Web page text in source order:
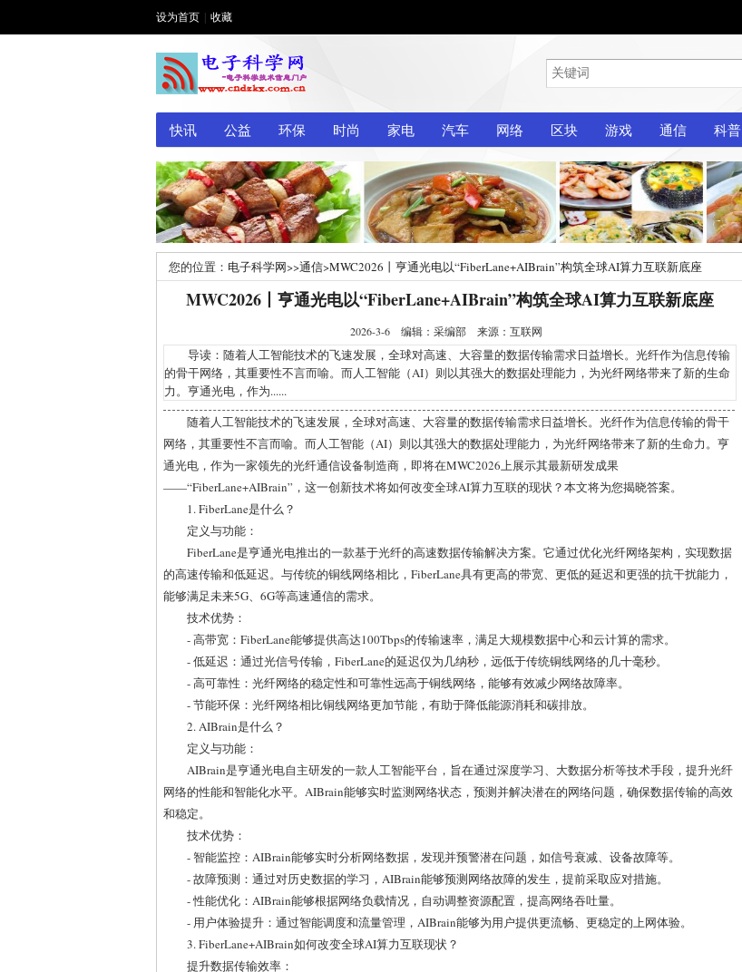
设为首页 收藏
快讯 公益 环保 时尚 家电 汽车 网络 区块 游戏 通信 科普
您的位置： 电子科学网>>通信>MWC2026丨亨通光电以“FiberLane+AIBrain”构筑全球AI算力互联新底座
MWC2026丨亨通光电以“FiberLane+AIBrain”构筑全球AI算力互联新底座
2026-3-6 编辑：采编部 来源：互联网
导读：随着人工智能技术的飞速发展，全球对高速、大容量的数据传输需求日益增长。光纤作为信息传输
的骨干网络，其重要性不言而喻。而人工智能（AI）则以其强大的数据处理能力，为光纤网络带来了新的生命
力。亨通光电，作为......
随着人工智能技术的飞速发展，全球对高速、大容量的数据传输需求日益增长。光纤作为信息传输的骨干
网络，其重要性不言而喻。而人工智能（AI）则以其强大的数据处理能力，为光纤网络带来了新的生命力。亨
通光电，作为一家领先的光纤通信设备制造商，即将在MWC2026上展示其最新研发成果
——“FiberLane+AIBrain”，这一创新技术将如何改变全球AI算力互联的现状？本文将为您揭晓答案。
1. FiberLane是什么？
定义与功能：
FiberLane是亨通光电推出的一款基于光纤的高速数据传输解决方案。它通过优化光纤网络架构，实现数据
的高速传输和低延迟。与传统的铜线网络相比，FiberLane具有更高的带宽、更低的延迟和更强的抗干扰能力，
能够满足未来5G、6G等高速通信的需求。
技术优势：
- 高带宽：FiberLane能够提供高达100Tbps的传输速率，满足大规模数据中心和云计算的需求。
- 低延迟：通过光信号传输，FiberLane的延迟仅为几纳秒，远低于传统铜线网络的几十毫秒。
- 高可靠性：光纤网络的稳定性和可靠性远高于铜线网络，能够有效减少网络故障率。
- 节能环保：光纤网络相比铜线网络更加节能，有助于降低能源消耗和碳排放。
2. AIBrain是什么？
定义与功能：
AIBrain是亨通光电自主研发的一款人工智能平台，旨在通过深度学习、大数据分析等技术手段，提升光纤
网络的性能和智能化水平。AIBrain能够实时监测网络状态，预测并解决潜在的网络问题，确保数据传输的高效
和稳定。
技术优势：
- 智能监控：AIBrain能够实时分析网络数据，发现并预警潜在问题，如信号衰减、设备故障等。
- 故障预测：通过对历史数据的学习，AIBrain能够预测网络故障的发生，提前采取应对措施。
- 性能优化：AIBrain能够根据网络负载情况，自动调整资源配置，提高网络吞吐量。
- 用户体验提升：通过智能调度和流量管理，AIBrain能够为用户提供更流畅、更稳定的上网体验。
3. FiberLane+AIBrain如何改变全球AI算力互联现状？
提升数据传输效率：